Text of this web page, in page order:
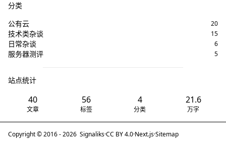
分类
公有云
20
技术类杂谈 15
日常杂谈 6
服务器测评 5
站点统计
文章
40
标签
56
分类
4
万字
21.6
Copyright © 2016 -2026 Signaliks·CC BY 4.0·Next.js·Sitemap